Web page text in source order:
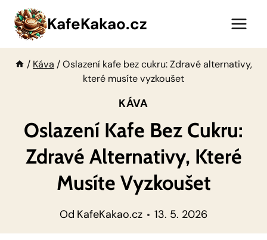
Přeskočit
obsah
KafeKakao.cz
/ Káva /Oslazení kafe bez cukru: Zdravé alternativy,
které musíte vyzkoušet
KÁVA
Oslazení Kafe Bez Cukru:
Zdravé Alternativy, Které
Musíte Vyzkoušet
Od KafeKakao.cz 13. 5. 2026